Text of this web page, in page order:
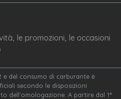
le promozioni, le occasioni
e del consumo di carburante è
secondo le disposizioni
dell'omologazione. A partire dal 1°